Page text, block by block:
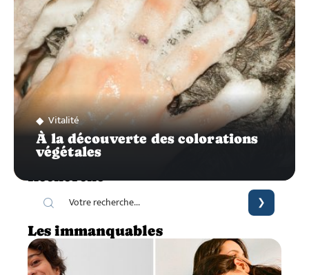
Vitalité
À la découverte des colorations
végétales
Recherche
Les immanquables